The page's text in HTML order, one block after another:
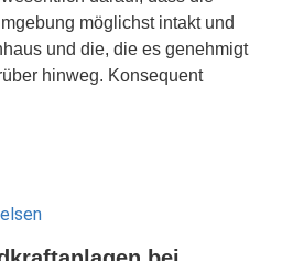
möglichst intakt und
und die, die es genehmigt
hin­weg. Konsequent